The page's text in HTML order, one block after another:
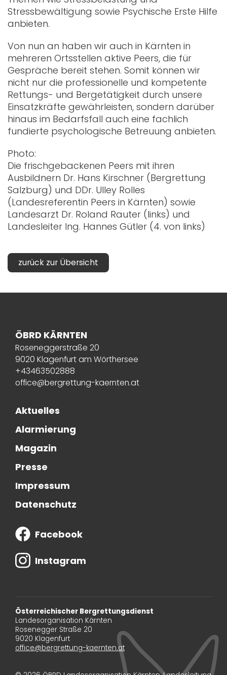
Stressbewältigung sowie Psychische Erste Hilfe
anbieten.
Von nun an haben wir auch in Kärnten in
mehreren Ortsstellen aktive Peers, die für
Gespräche bereit stehen. Somit können wir
nicht nur die professionelle und kompetente
Rettungs- und Bergetätigkeit durch unsere
Einsatzkräfte gewährleisten, sondern darüber
hinaus im Bedarfsfall auch eine fachlich
fundierte psychologische Betreuung anbieten.
Photo:
Die frischgebackenen Peers mit ihren
Ausbildnern Dr. Hans Kirschner (Bergrettung
Salzburg) und DDr. Ulley Rolles
(Landesreferentin Peers in Kärnten) sowie
Landesarzt Dr. Roland Rauter (links) und
Landesleiter Ing. Hannes Gütler (4. von links)
zurück zur Übersicht
ÖBRD KÄRNTEN
Roseneggerstraße 20
9020 Klagenfurt am Wörthersee
+43463502888
office@bergrettung-kaernten.at
Aktuelles
Alarmierung
Magazin
Presse
Impressum
Datenschutz
Facebook
Instagram
Österreichischer Bergrettungsdienst
Landesorganisation Kärnten
Rosenegger Straße 20
9020 Klagenfurt
office@bergrettung-kaernten.at